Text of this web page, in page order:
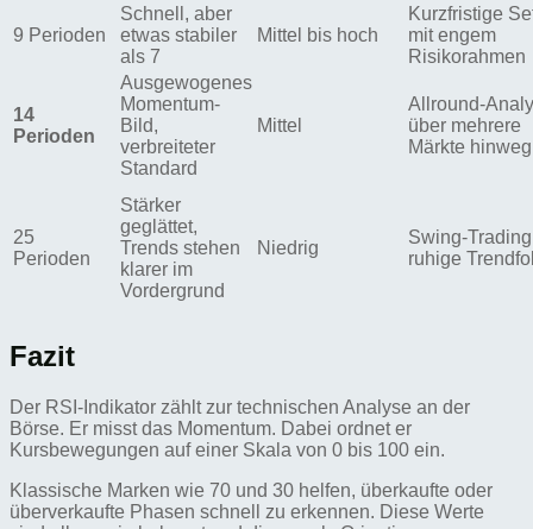
9 Perioden
Schnell, aber
etwas stabiler
als 7
Mittel bis hoch
Kurzfristige
mit engem
Risikorahmen
14
Perioden
Ausgewogenes
Momentum-
Bild,
verbreiteter
Standard
Mittel
Allround-
über mehrere
Märkte hinweg
25
Perioden
Stärker
geglättet,
Trends stehen
klarer im
Vordergrund
Niedrig
Swing-
ruhige
Fazit
Der RSI-Indikator zählt zur technischen Analyse an der
Börse. Er misst das Momentum. Dabei ordnet er
Kursbewegungen auf einer Skala von 0 bis 100 ein.
Klassische Marken wie 70 und 30 helfen, überkaufte oder
überverkaufte Phasen schnell zu erkennen. Diese Werte